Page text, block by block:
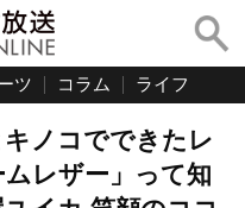
ツ コラム ライフ
ノコでできたレ
レザー」って知